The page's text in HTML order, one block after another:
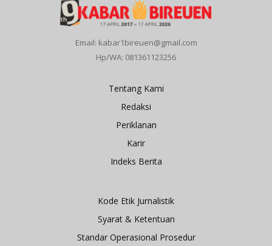
Email: kabar1bireuen@gmail.com
Hp/WA: 081361123256
Tentang Kami
Redaksi
Periklanan
Karir
Indeks Berita
Kode Etik Jurnalistik
Syarat & Ketentuan
Standar Operasional Prosedur